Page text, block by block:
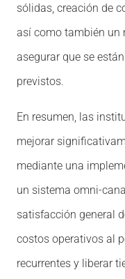
sólidas, creación de
así como también un
asegurar que se
previstos.
En resumen, las
mejorar
mediante una
un sistema omni-
satisfacción general
costos operativos al
recurrentes y liberar